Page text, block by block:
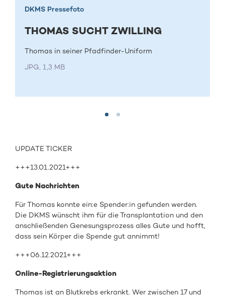
DKMS Pressefoto
THOMAS SUCHT ZWILLING
Thomas in seiner Pfadfinder-Uniform
JPG, 1,3 MB
UPDATE TICKER
+++13.01.2021+++
Gute Nachrichten
Für Thomas konnte ein:e Spender:in gefunden werden.
Die DKMS wünscht ihm für die Transplantation und den
anschließenden Genesungsprozess alles Gute und hofft,
dass sein Körper die Spende gut annimmt!
+++06.12.2021+++
Online-Registrierungsaktion
Thomas ist an Blutkrebs erkrankt. Wer zwischen 17 und